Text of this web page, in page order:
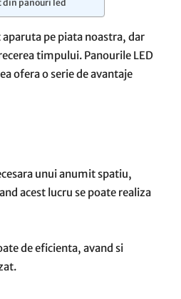
de
din panouri led
pe piata noastra, dar
timpului. Panourile LED
ofera o serie de avantaje
unui anumit spatiu,
acest lucru se poate realiza
de eficienta, avand si